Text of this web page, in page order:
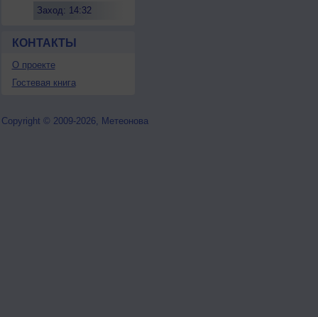
Заход: 14:32
КОНТАКТЫ
О проекте
Гостевая книга
Copyright © 2009-2026, Метеонова